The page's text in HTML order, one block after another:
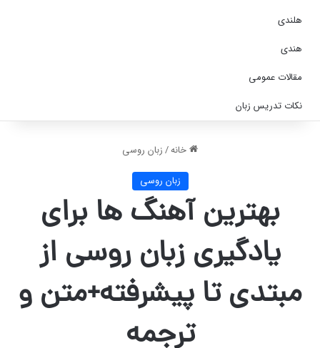
هلندی
هندی
مقالات عمومی
نکات تدریس زبان
خانه/زبان روسی
زبان روسی
بهترین آهنگ ها برای
یادگیری زبان روسی از
مبتدی تا پیشرفته+متن و
ترجمه